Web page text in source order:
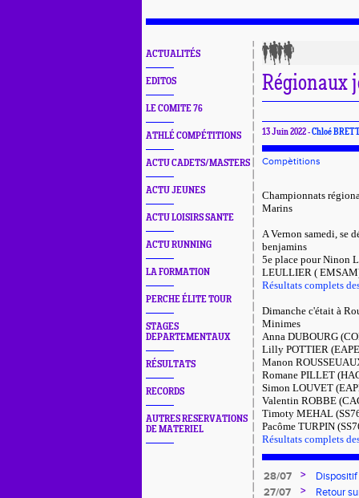
ACTUALITÉS
EDITOS
LE COMITE 76
ATHLÉ COMPÉTITIONS
ACTU CADETS/MASTERS
ACTU JEUNES
ACTU LOISIRS SANTE
ACTU RUNNING
LA FORMATION
PERCHE ÉLITE TOUR
STAGES
DEPARTEMENTAUX
RÉSULTATS
RECORDS
AUTRES RESERVATIONS
DE MATERIEL
Régionaux
13 Juin 2022 -Chloé
Compètitions
Championnats
Marins
A Vernon samedi, se
benjamins
5e place pour Ninon
LEULLIER (
Résultats complets
Dimanche c'était à
Minimes
Anna DUBOURG
Lilly POTTIER
Manon
Romane PILLET
Simon LOUVET
Valentin ROBBE
Timoty MEHAL
Pacôme TURPIN
Résultats complets
28/07 >
pour
27/07 >
Retour